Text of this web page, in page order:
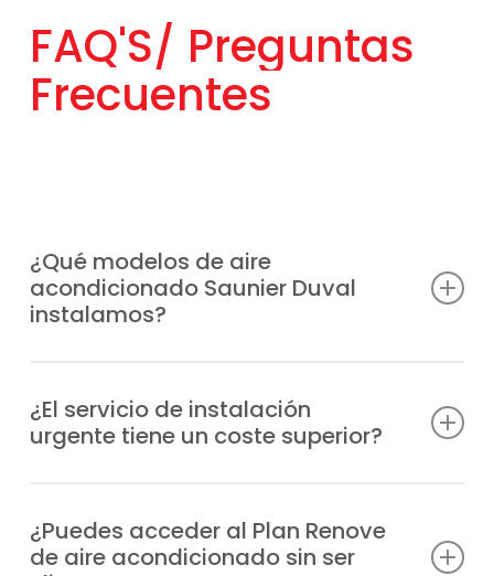
FAQ'S/ Preguntas
Frecuentes
¿Qué modelos de aire
acondicionado Saunier Duval
instalamos?
VivAir one SDHL1‑030 NW,
VivAir Lite SDHB1‑050,
SDH17‑035 NW, VivAir Lite Multisplit 2×1,
VivAir One 2×1 SDHL1‑052W2O5,
¿El servicio de instalación
urgente tiene un coste superior?
equipos de aire acondicionado en código
postal 28400 suele implicar un precio
¿Puedes acceder al Plan Renove
de aire acondicionado sin ser